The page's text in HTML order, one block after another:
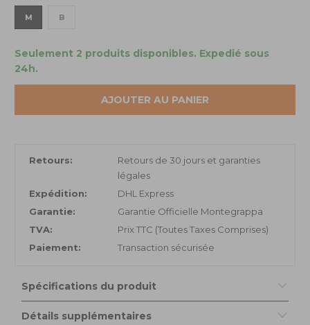
M B
Seulement 2 produits disponibles. Expedié sous
24h.
AJOUTER AU PANIER
Retours:
Retours de 30 jours et garanties
légales
Expédition:
DHL Express
Garantie:
Garantie Officielle Montegrappa
TVA:
Prix TTC (Toutes Taxes Comprises)
Paiement:
Transaction sécurisée
Spécifications du produit
Détails supplémentaires